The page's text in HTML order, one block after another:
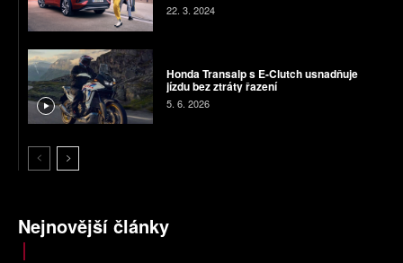
22. 3. 2024
Honda Transalp s E-Clutch usnadňuje
jízdu bez ztráty řazení
5. 6. 2026
Nejnovější články